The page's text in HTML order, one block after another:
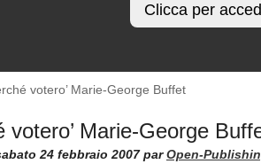
Clicca per
votero’ Marie-George Buffet
votero’ Marie-George
24 febbraio 2007parOpen-